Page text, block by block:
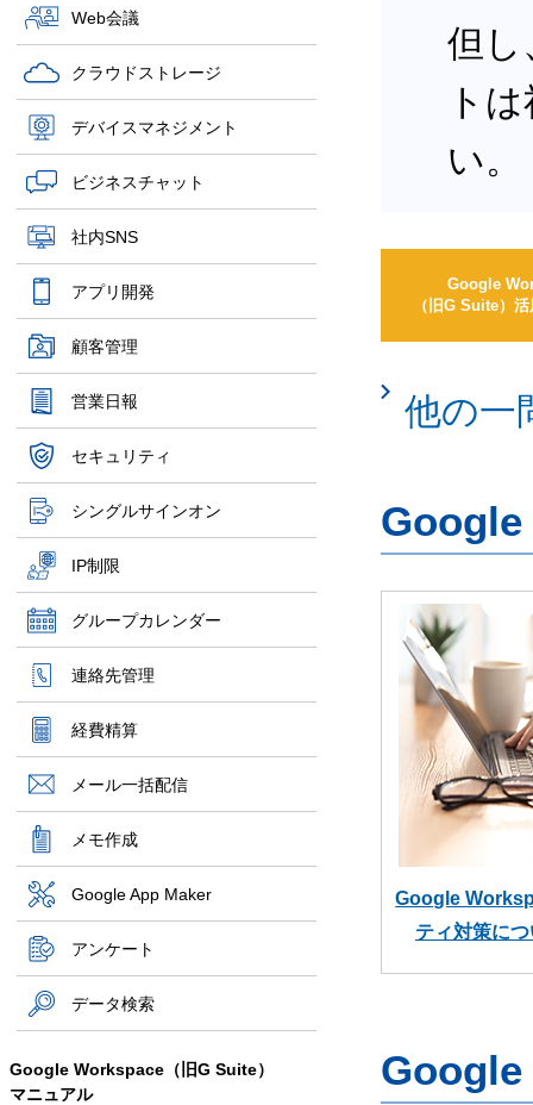
Web会議
クラウドストレージ
デバイスマネジメント
ビジネスチャット
社内SNS
アプリ開発
顧客管理
営業日報
セキュリティ
シングルサインオン
IP制限
グループカレンダー
連絡先管理
経費精算
メール一括配信
メモ作成
Google App Maker
アンケート
データ検索
Google Workspace（旧G Suite）
マニュアル
但し
ト
い。
Google
（旧G Suite）
他の一
Google
Google
ティ対策に
Google